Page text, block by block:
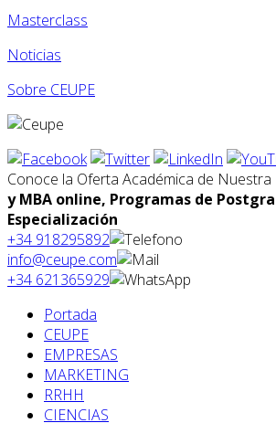
Masterclass
Noticias
Sobre CEUPE
Conoce la Oferta Académica de Nuestra
y MBA online, Programas de
Especialización
+34 918295892
info@ceupe.com
+34 621365929
Portada
CEUPE
EMPRESAS
MARKETING
RRHH
CIENCIAS